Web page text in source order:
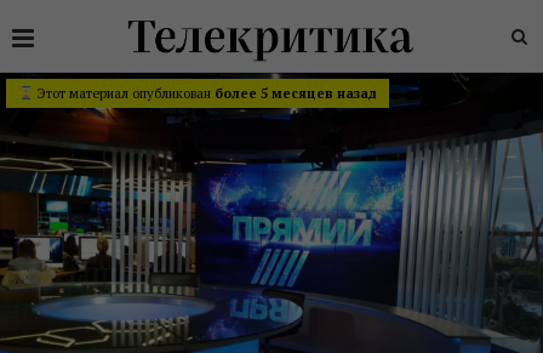
Этот материал опубликован более 5 месяцев назад